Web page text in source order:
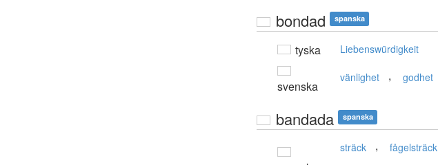
bondad spanska
tyska Liebenswürdigkeit
svenska
vänlighet , godhet
bandada spanska
sträck , fågelsträck